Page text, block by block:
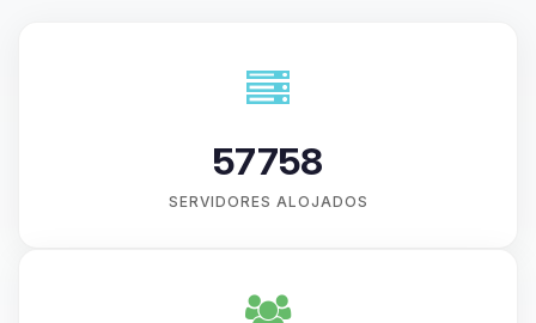
57758
SERVIDORES ALOJADOS